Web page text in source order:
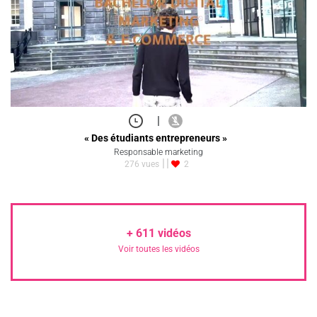
|
« Des étudiants entrepreneurs »
Responsable marketing
276 vues
2
+ 611 vidéos
Voir toutes les vidéos